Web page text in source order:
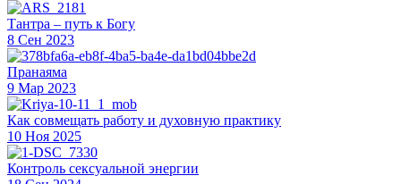
Тантра – путь к Богу
8 Сен 2023
Пранаяма
9 Мар 2023
Как совмещать работу и духовную практику
10 Ноя 2025
Контроль сексуальной энергии